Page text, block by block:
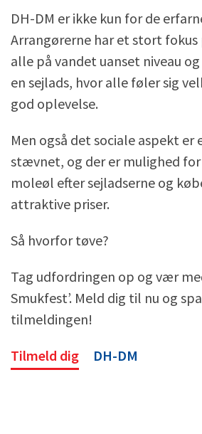
DH-DM er ikke kun for de
Arrangørerne har et stort
alle på vandet uanset niveau
en sejlads, hvor alle føler sig
god oplevelse.
Men også det sociale aspekt er
stævnet, og der er mulighed for
moleøl efter sejladserne og
attraktive priser.
Så hvorfor tøve?
Tag udfordringen op og vær
Smukfest’. Meld dig til nu og
tilmeldingen!
Tilmeld dig DH-DM